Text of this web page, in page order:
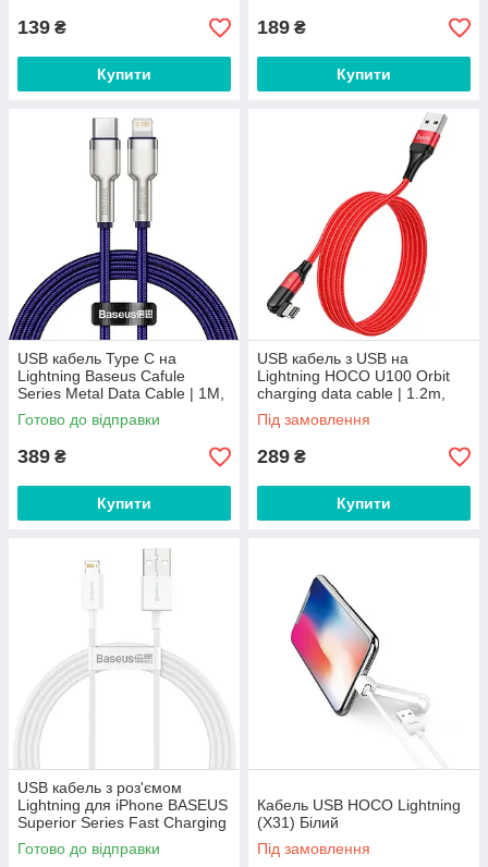
139 ₴
Купити
189 ₴
Купити
USB кабель Type С на
Lightning Baseus Cafule
Series Metal Data Cable | 1M,
20W, PD |. Purple
Готово до відправки
389 ₴
Купити
USB кабель з USB на
Lightning HOCO U100 Orbit
charging data cable | 1.2m,
2.4A |. Red
Під замовлення
289 ₴
Купити
USB кабель з роз'ємом
Lightning для iPhone BASEUS
Superior Series Fast Charging
Data Cable (1.5M, 2.4A).
White
Готово до відправки
Кабель USB HOCO Lightning
(X31) Білий
Під замовлення